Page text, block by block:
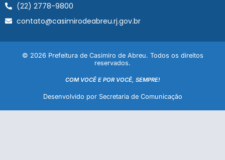
(22) 2778-9800
contato@casimirodeabreu.rj.gov.br
© 2026 Prefeitura de Casimiro de Abreu. Todos os direitos
reservados.
COM VOCÊ E POR VOCÊ, SEMPRE!
Desenvolvido por Secretaria de Comunicação